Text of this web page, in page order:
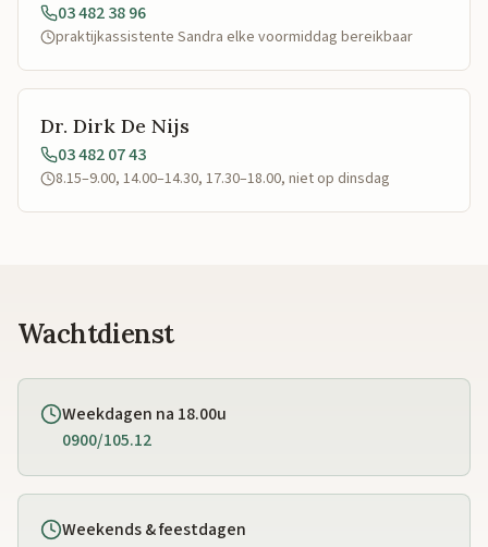
03 482 38 96
praktijkassistente Sandra elke voormiddag bereikbaar
Dr. Dirk De Nijs
03 482 07 43
8.15–9.00, 14.00–14.30, 17.30–18.00, niet op dinsdag
Wachtdienst
Weekdagen na 18.00u
0900/105.12
Weekends & feestdagen